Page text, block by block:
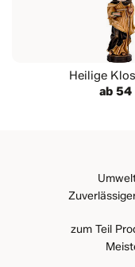
Heilige
ab
zum Teil